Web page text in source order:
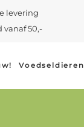
levering
vanaf 50,-
Voedseldieren